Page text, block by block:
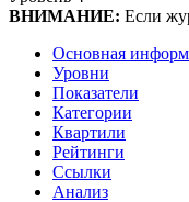
ВНИМАНИЕ: Если
Основная
Уровни
Показатели
Категории
Квартили
Рейтинги
Ссылки
Анализ